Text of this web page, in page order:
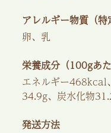
アレルギー物質（
卵、乳
栄養成分（100gあた
エネルギー468kcal
34.9g、 炭水化物
発送方法